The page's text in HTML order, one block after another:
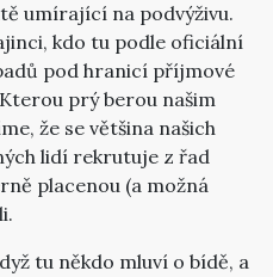
umírající na podvýživu.
kdo tu podle oficiální
pod hranicí příjmové
prý berou našim
že se většina našich
lidí rekrutuje z řad
placenou (a možná
tu někdo mluví o bídě, a